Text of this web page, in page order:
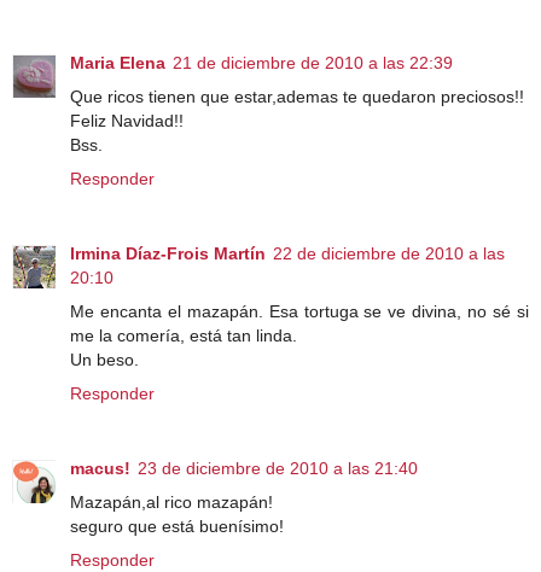
Maria Elena 21 de diciembre de 2010 a las 22:39
Que ricos tienen que estar,ademas te quedaron preciosos!!
Feliz Navidad!!
Bss.
Responder
Irmina Díaz-Frois Martín 22 de diciembre de 2010 a las
20:10
Me encanta el mazapán. Esa tortuga se ve divina, no sé si
me la comería, está tan linda.
Un beso.
Responder
macus! 23 de diciembre de 2010 a las 21:40
Mazapán,al rico mazapán!
seguro que está buenísimo!
Responder